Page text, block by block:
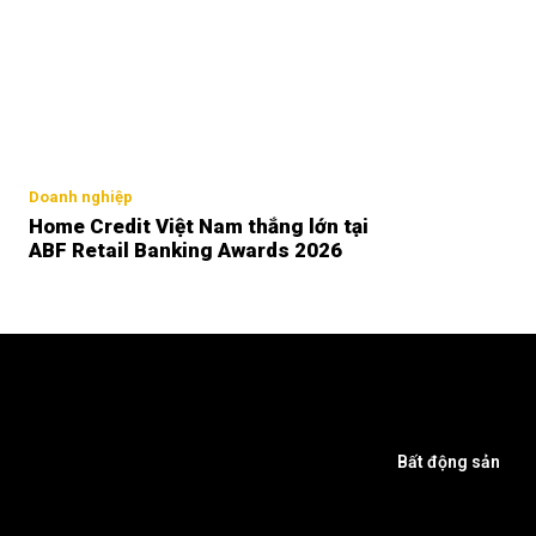
Doanh nghiệp
Home Credit Việt Nam thắng lớn tại
ABF Retail Banking Awards 2026
Bất động sản